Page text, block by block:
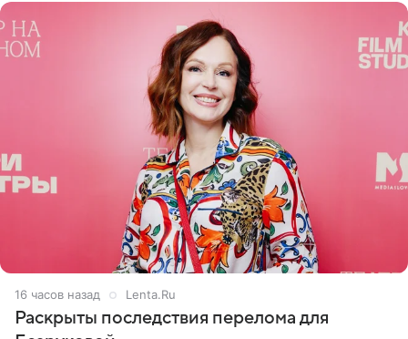
16 часов назад Lenta.Ru
Раскрыты последствия перелома для